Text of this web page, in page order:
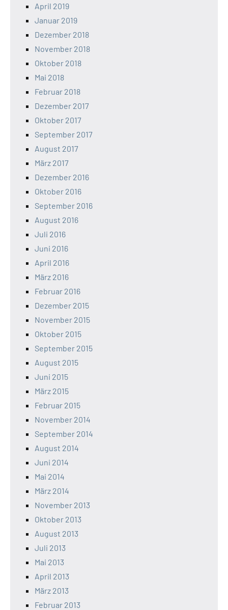
April 2019
Januar 2019
Dezember 2018
November 2018
Oktober 2018
Mai 2018
Februar 2018
Dezember 2017
Oktober 2017
September 2017
August 2017
März 2017
Dezember 2016
Oktober 2016
September 2016
August 2016
Juli 2016
Juni 2016
April 2016
März 2016
Februar 2016
Dezember 2015
November 2015
Oktober 2015
September 2015
August 2015
Juni 2015
März 2015
Februar 2015
November 2014
September 2014
August 2014
Juni 2014
Mai 2014
März 2014
November 2013
Oktober 2013
August 2013
Juli 2013
Mai 2013
April 2013
März 2013
Februar 2013